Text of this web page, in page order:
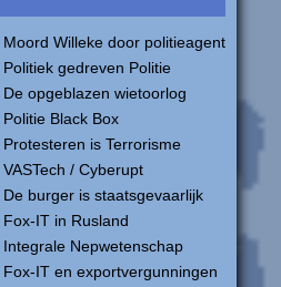
Moord Willeke door politieagent
Politiek gedreven Politie
De opgeblazen wietoorlog
Politie Black Box
Protesteren is Terrorisme
VASTech / Cyberupt
De burger is staatsgevaarlijk
Fox-IT in Rusland
Integrale Nepwetenschap
Fox-IT en exportvergunningen